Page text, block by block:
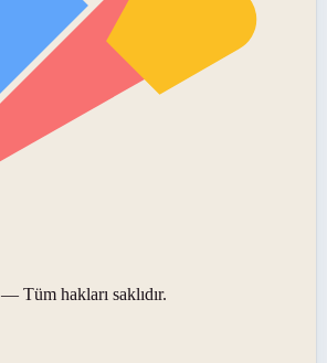
— Tüm hakları saklıdır.